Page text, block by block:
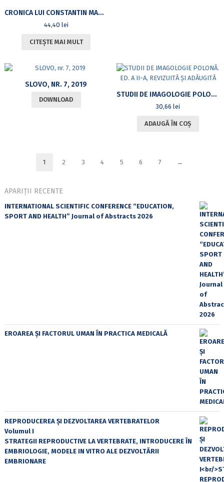
CRONICA LUI CONSTANTIN MANASSES (ED. 2). PARTEA I – LETOPISEŢUL PREAÎNŢELEPTULUI MANASSES CUPRINZÂND ANII DE LA FACEREA LUMII ŞI AJUNGÂND PÂNĂ LA DOMNIA LUI CHIR NICHIFOR BOTANIATES. PARTEA II – VERSIUNEA ÎN SLAVONA MEDIOBULGARĂ
44,40 lei
CITEȘTE MAI MULT
SLOVO, NR. 7, 2019
DOWNLOAD
STUDII DE IMAGOLOGIE POLONĂ. ED. A II-A, REVIZUITĂ ȘI ADĂUGITĂ
30,66lei
ADAUGĂ ÎN COȘ
1 2 3 4 5 6 7 →
APARIȚII RECENTE
INTERNATIONAL SCIENTIFIC CONFERENCE “EDUCATION,
SPORT AND HEALTH” Journal of Abstracts 2026
EROAREA ȘI FACTORUL UMAN ÎN PRACTICA MEDICALĂ
REPRODUCEREA ȘI DEZVOLTAREA VERTEBRATELOR
Volumul I
STRATEGII REPRODUCTIVE LA VERTEBRATE, INTRODUCERE ÎN
EMBRIOLOGIE, MODELE IN VITRO ALE DEZVOLTĂRII
EMBRIONARE